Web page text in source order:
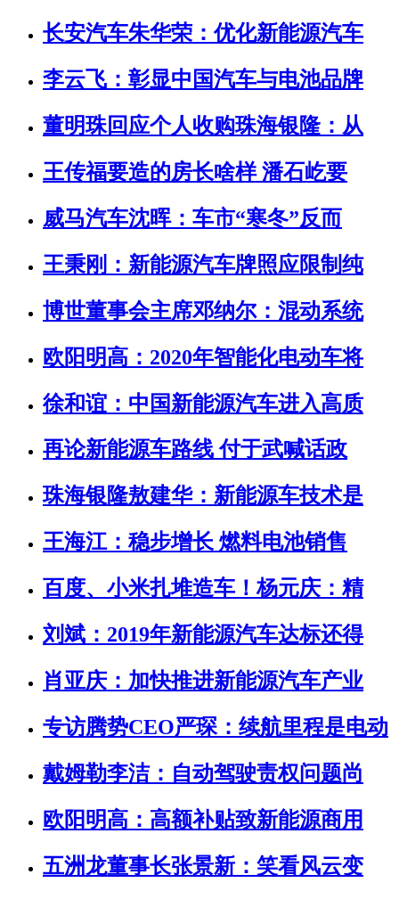
长安汽车朱华荣：优化新能源汽车
李云飞：彰显中国汽车与电池品牌
董明珠回应个人收购珠海银隆：从
王传福要造的房长啥样 潘石屹要
威马汽车沈晖：车市“寒冬”反而
王秉刚：新能源汽车牌照应限制纯
博世董事会主席邓纳尔：混动系统
欧阳明高：2020年智能化电动车将
徐和谊：中国新能源汽车进入高质
再论新能源车路线 付于武喊话政
珠海银隆敖建华：新能源车技术是
王海江：稳步增长 燃料电池销售
百度、小米扎堆造车！杨元庆：精
刘斌：2019年新能源汽车达标还得
肖亚庆：加快推进新能源汽车产业
专访腾势CEO严琛：续航里程是电动
戴姆勒李洁：自动驾驶责权问题尚
欧阳明高：高额补贴致新能源商用
五洲龙董事长张景新：笑看风云变